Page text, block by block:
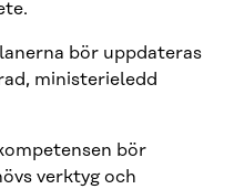
bör uppdateras
ministerieledd
bör
verktyg och